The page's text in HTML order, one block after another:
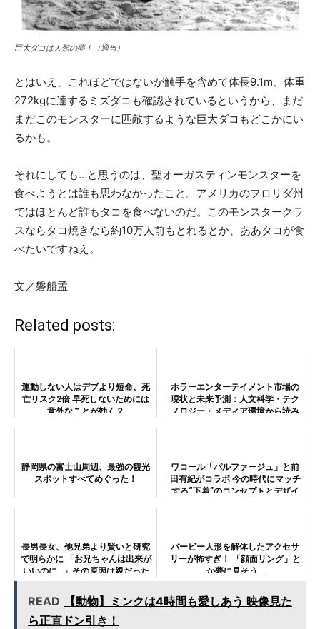
巨大ダコは人類の夢！（適当）
とはいえ、これほどではないが触手を含めて体長9.1m、体重
272kgに達するミズダコも確認されているというから、まだ
まだこのモンスターに匹敵するような巨大ダコもどこかにい
るかも。
それにしても…と思うのは、聖オーガスティンモンスターを
食べようとは誰も思わなかったこと。アメリカのフロリダ州
ではほとんど誰もタコを食べないのだ。このモンスタークラ
スならタコ焼きなら約10万人前もとれるとか、ああタコが食
べたいですねえ。
文／磐船孟
Related posts:
運動しない人はデブより短命、死
亡リスク2倍 早死しないためには
意外なことが効く？
ホラーエンターテイメント市場の
現状と未来予測：人文科学・テク
ノロジー・メディア環境から読み
静岡県の富士山周辺、最強の観光
スポットすべてめぐった！
ワコール「パルファージュ」と前
田有紀がコラボ 今の時代にマッチ
する“下着”のコンセプトとデザイ
長男長女、他兄弟より賢いと研究
で明らかに 「お兄ちゃんは出来が
いいのに…」その原因は親だった
バービー人形を解体したアクセサ
リーが怖すぎ！ 「顔面リング」と
か夢に見そう…
READ
【動物】ミンクは4時間も愛しあう 映像見た
ら正直ドン引き！